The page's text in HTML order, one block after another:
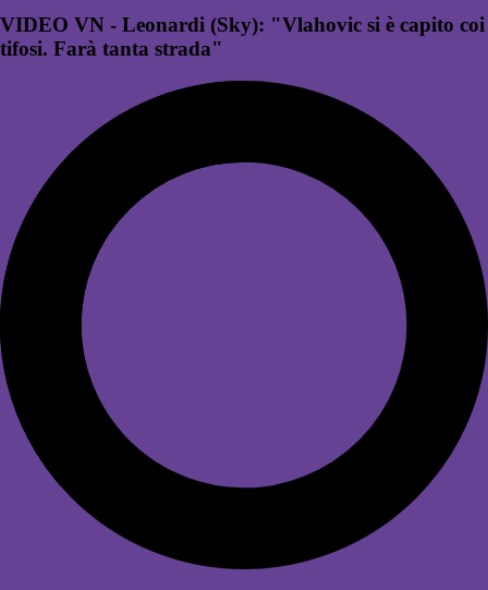
VIDEO VN - Leonardi (Sky): "Vlahovic si è capito coi
tifosi. Farà tanta strada"